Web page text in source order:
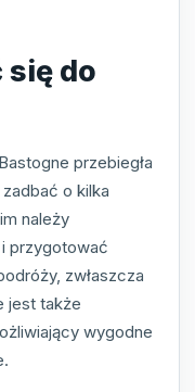
do
przebiegła
o kilka
należy
przygotować
zwłaszcza
jest także
wygodne